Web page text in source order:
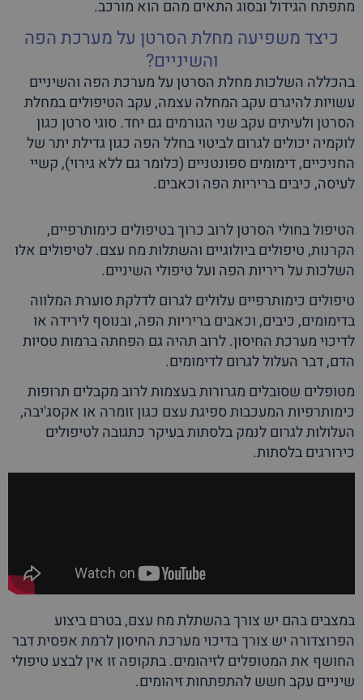
מתפתח הגידול ובסוג התאים מהם הוא מורכב.
כיצד משפיעה מחלת הסרטן על מערכת הפה
והשיניים?
בהכללה השלכות מחלת הסרטן על מערכת הפה והשיניים
עשויות להיגרם עקב המחלה עצמה, עקב הטיפולים במחלת
הסרטן ולעיתים עקב שני הגורמים גם יחד. סוגי סרטן כגון
לוקמיה יכולים לגרום לביטוי בחלל הפה כגון גדילת יתר של
החניכיים, דימומים ספונטניים (כלומר גם ללא גירוי), קשיי
לעיסה, כיבים בריריות הפה וכאבים.
הטיפול בחולי הסרטן לרוב כרוך בטיפולים כימותרפיים,
הקרנות, טיפולים ביולוגיים והשתלות מח עצם. לטיפולים אלו
השלכות על ריריות הפה ועל טיפולי השיניים.
טיפולים כימותרפיים עלולים לגרום לדלקת סוערת המלווה
בדימומים, כיבים, וכאבים בריריות הפה, ובנוסף לירידה או
לדיכוי מערכת החיסון. לרוב תהיה גם הפחתה ברמות טסיות
הדם, דבר העלול לגרום לדימומים.
מטופלים שסובלים מגרורות בעצמות לרוב מקבלים תרופות
כימותרפיות המעכבות ספיגת עצם כגון זומרה או אקסג'יבה,
העלולות לגרום לנמק בלסתות בעיקר כתגובה לטיפולים
כירורגים בלסתות.
במצבים בהם יש צורך בהשתלת מח עצם, בטרם ביצוע
הפרוצדורה יש צורך בדיכוי מערכת החיסון לרמת אפסית דבר
החושף את המטופלים לזיהומים. בתקופה זו אין לבצע טיפולי
שיניים עקב חשש להתפתחות זיהומים.